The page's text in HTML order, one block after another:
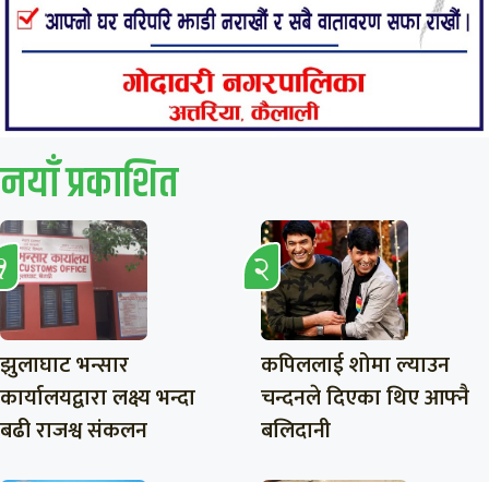
नयाँ प्रकाशित
झुलाघाट भन्सार
कार्यालयद्वारा लक्ष्य भन्दा
बढी राजश्व संकलन
कपिललाई शोमा ल्याउन
चन्दनले दिएका थिए आफ्नै
बलिदानी